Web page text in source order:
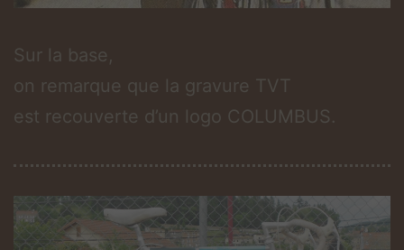
Sur la base,
on remarque que la gravure TVT
est recouverte d’un logo COLUMBUS.